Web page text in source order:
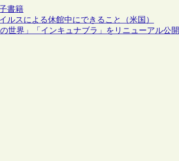
書籍
ルスによる休館中にできること（米国）
世界」「インキュナブラ」をリニューアル公開